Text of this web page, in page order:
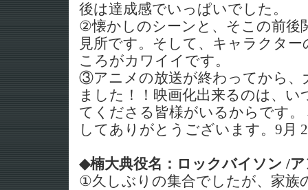
後は達成感でいっぱいでした。
②懐かしのシーンと、そこの前後
見所です。そして、キャラクター
ころがカワイイです。
③アニメの放送が終わってから、
ました！！映画化出来るのは、
てくださる皆様がいるからです
してありがとうございます。9月
◆楠大典役名：ロックバイソン /
①久しぶりの集合でしたが、家族